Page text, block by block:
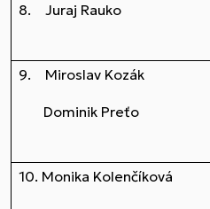
8. Juraj Rauko
9. Miroslav Kozák
Dominik Preťo
10. Monika Kolenčíková